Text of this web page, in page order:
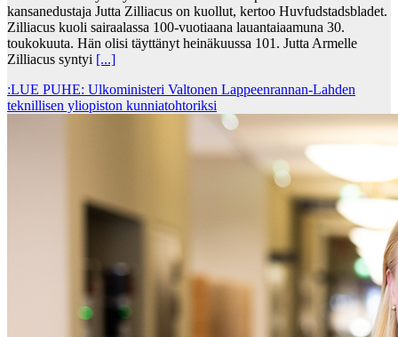
kansanedustaja Jutta Zilliacus on kuollut, kertoo Huvfudstadsbladet.
Zilliacus kuoli sairaalassa 100-vuotiaana lauantaiaamuna 30.
toukokuuta. Hän olisi täyttänyt heinäkuussa 101. Jutta Armelle
Zilliacus syntyi [...]
:LUE PUHE: Ulkoministeri Valtonen Lappeenrannan-Lahden
teknillisen yliopiston kunniatohtoriksi